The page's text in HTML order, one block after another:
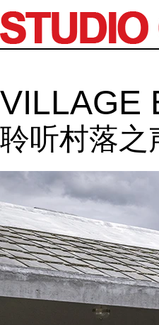
VILLAGE
聆听村落